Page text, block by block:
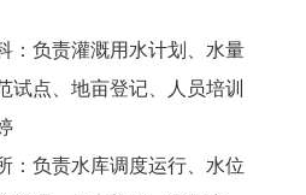
负责灌溉用水计划、水量
试点、地亩登记、人员培训
负责水库调度运行、水位